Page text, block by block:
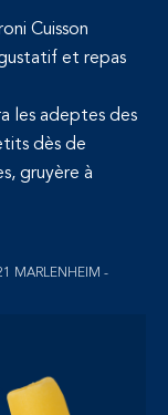
Cuisson
et repas
les adeptes des
dès de
gruyère à
MARLENHEIM -